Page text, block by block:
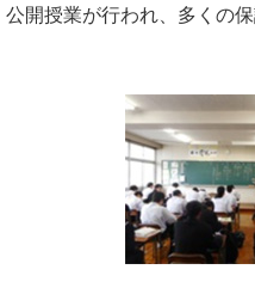
公開授業が行われ、多くの